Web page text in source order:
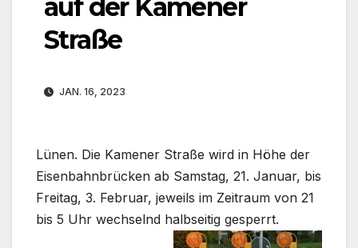
auf der Kamener
Straße
JAN. 16, 2023
Lünen. Die Kamener Straße wird in Höhe der
Eisenbahnbrücken ab Samstag, 21. Januar, bis
Freitag, 3. Februar, jeweils im Zeitraum von 21
bis 5 Uhr wechselnd halbseitig gesperrt.